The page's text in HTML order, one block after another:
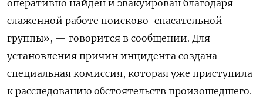
оперативно найден и эвакуирован благодаря
слаженной работе поисково-спасательной
группы», — говорится в сообщении. Для
установления причин инцидента создана
специальная комиссия, которая уже приступила
к расследованию обстоятельств произошедшего.